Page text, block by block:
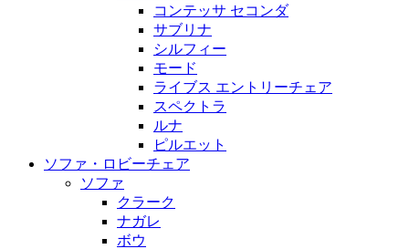
コンテッサ セコンダ
サブリナ
シルフィー
モード
ライブス エントリーチェア
スペクトラ
ルナ
ピルエット
ソファ・ロビーチェア
ソファ
クラーク
ナガレ
ボウ